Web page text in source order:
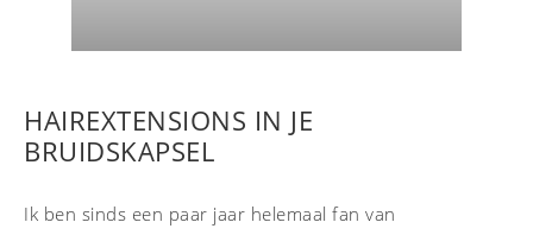
Anouk van Ravenhorst
HAIREXTENSIONS IN JE
BRUIDSKAPSEL
Ik ben sinds een paar jaar helemaal fan van